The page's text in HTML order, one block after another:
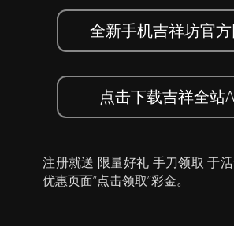
全新手机吉祥坊官
点击下载吉祥全站
注册就送 限量好礼 手刀领取 于
优惠页面”点击领取”彩金。